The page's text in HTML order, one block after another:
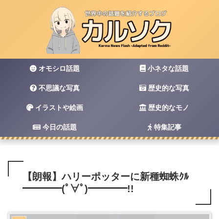
オモシロ話題 小ネタな話題
不思議な写真 歴史的な写真
イラストや絵画 歴史的なモノ
今日の話題 特集記事
【朗報】ハリーポッターに新種蜘蛛ｸﾙ
━━━━(ﾟ∀ﾟ)━━━━!!